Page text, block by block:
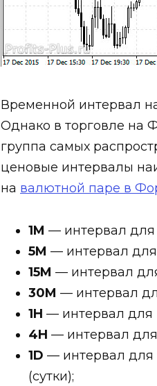
Временной интервал
Однако в торговле на
группа самых
ценовые интервалы
на валютной паре в
1M — интервал для
5M — интервал для
15M — интервал
30M — интервал
1H — интервал для
4H — интервал для
1D — интервал для
(сутки);